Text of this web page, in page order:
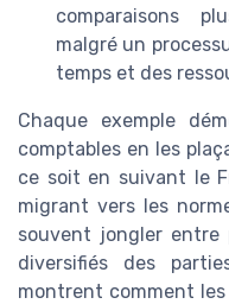
comparaisons
malgré un
temps et des
Chaque exemple
comptables en les
ce soit en suivant le
migrant vers les
souvent jongler entre
diversifiés des
montrent comment